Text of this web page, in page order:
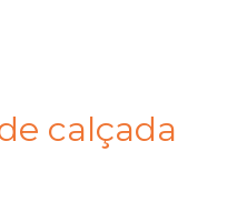
calçada